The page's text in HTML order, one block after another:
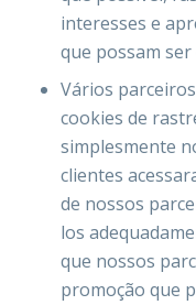
interesses e
que possam
Vários
cookies de
simplesmente
clientes
de nossos
los
que nossos
promoção que